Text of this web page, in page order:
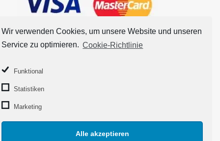
Wir verwenden Cookies, um unsere Website und unseren
Service zu optimieren. Cookie-Richtlinie
Funktional
Statistiken
Marketing
Alle akzeptieren